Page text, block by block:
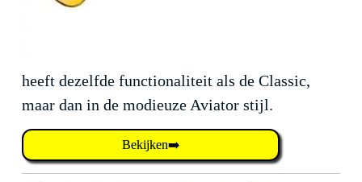
heeft dezelfde functionaliteit als de Classic,
maar dan in de modieuze Aviator stijl.
Bekijken➡️